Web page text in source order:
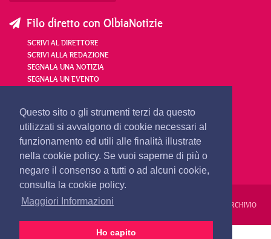
Questo sito o gli strumenti terzi da questo
utilizzati si avvalgono di cookie necessari al
funzionamento ed utili alle finalità illustrate
nella cookie policy. Se vuoi saperne di più o
negare il consenso a tutti o ad alcuni cookie,
consulta la cookie policy.
Maggiori Informazioni
Ho capito
Filo diretto con OlbiaNotizie
SCRIVI AL DIRETTORE
SCRIVI ALLA REDAZIONE
SEGNALA UNA NOTIZIA
SEGNALA UN EVENTO
redazione@olbianotizie.it
REDAZIONE PUBBLICITÀ PRIVACY E COOKIES ARCHIVIO